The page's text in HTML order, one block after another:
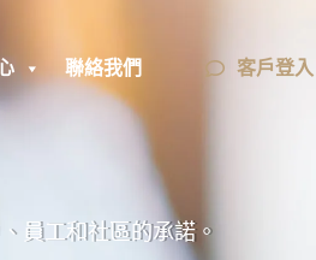
聯絡我們 客戶登入
員工和社區的承諾。